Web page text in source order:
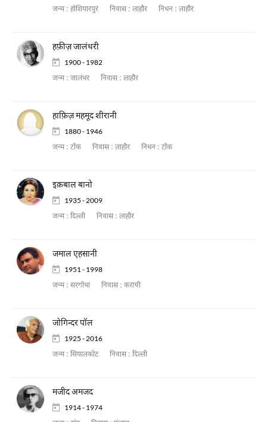
जन्म : होशियारपुर निवास : लाहौर निधन : लाहौर
हफ़ीज़ जालंधरी
1900 - 1982
जन्म : जालंधर निवास : लाहौर
हाफ़िज़ महमूद शीरानी
1880 - 1946
जन्म : टोंक निवास : लाहौर निधन : टोंक
इक़बाल बानो
1935 - 2009
जन्म : दिल्ली निवास : लाहौर
जमाल एहसानी
1951 - 1998
जन्म : सरगोधा निवास : कराची
जोगिन्दर पॉल
1925 - 2016
जन्म : सियालकोट निवास : दिल्ली
मजीद अमजद
1914 - 1974